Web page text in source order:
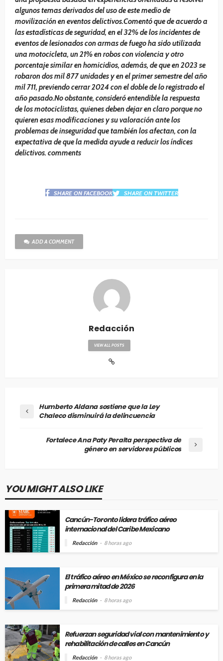
algunos temas derivados del uso de este medio de
movilización en eventos delictivos.Comentó que de acuerdo a
las estadísticas de seguridad, en el 32% de los incidentes de
eventos de lesionados con armas de fuego ha sido utilizada
una motocicleta, un 21% en robos con violencia y otro
porcentaje similar en homicidios, además, de que en 2023 se
robaron dos mil 877 unidades y en el primer semestre del año
mil 711, previendo cerrar 2024 con el doble de lo registrado el
año pasado.No obstante, consideró entendible la respuesta
de los motociclistas, quienes deben dejar en claro porque no
quieren esas modificaciones y su valoración ante los
problemas de inseguridad que también los afectan, con la
expectativa de que la medida ayude a reducir los índices
delictivos. comments
SHARE ON FACEBOOK SHARE ON TWITTER
ADD A COMMENT
Redacción
VIEW ALL POSTS
Humberto Aldana sostiene que la Ley
Chaleco disminuirá la delincuencia
Fortalece Ana Paty Peralta perspectiva de
género en servidores públicos
YOU MIGHT ALSO LIKE
Cancún-Toronto lidera tráfico aéreo
internacional del Caribe Mexicano
Redacción 8 horas ago
El tráfico aéreo en México se reconfigura en la
primera mitad de 2026
Redacción 8 horas ago
Refuerzan seguridad vial con mantenimiento y
rehabilitación de calles en Cancún
Redacción 8 horas ago